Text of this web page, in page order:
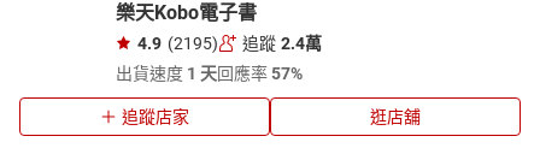
樂天Kobo電子書
4.9 (2195) 追蹤 2.4萬
出貨速度 1 天回應率57%
追蹤店家 逛店舖